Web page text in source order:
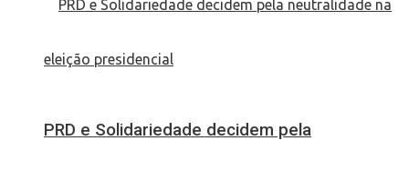
PRD e Solidariedade decidem pela